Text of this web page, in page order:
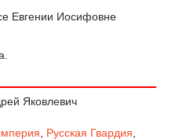
Евгении Иосифовне
Яковлевич
Русская Гвардия